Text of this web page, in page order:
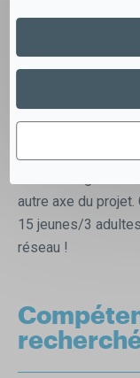
Voir toutes les
L’Aroéven
au 19 juillet. Le
activités de pleine
se déroule à
autre axe du
15 jeunes/3
réseau !